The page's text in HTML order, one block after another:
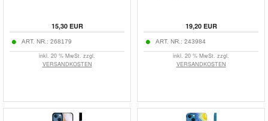
15,30 EUR
ART. NR.: 268179
inkl. 20 % MwSt. zzgl.
VERSANDKOSTEN
19,20 EUR
ART. NR.: 243984
inkl. 20 % MwSt. zzgl.
VERSANDKOSTEN